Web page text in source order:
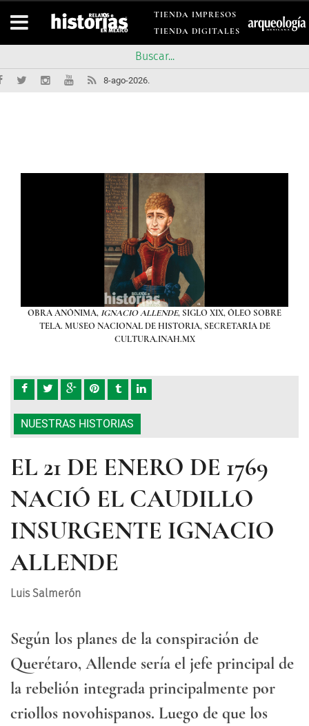
TIENDA IMPRESOS
TIENDA DIGITALES
8-ago-2026.
OBRA ANÓNIMA, IGNACIO ALLENDE, SIGLO XIX, ÓLEO SOBRE
TELA. MUSEO NACIONAL DE HISTORIA, SECRETARÍA DE
CULTURA.INAH.MX
NUESTRAS HISTORIAS
EL 21 DE ENERO DE 1769
NACIÓ EL CAUDILLO
INSURGENTE IGNACIO
ALLENDE
Luis Salmerón
Según los planes de la conspiración de
Querétaro, Allende sería el jefe principal de
la rebelión integrada principalmente por
criollos novohispanos. Luego de que los